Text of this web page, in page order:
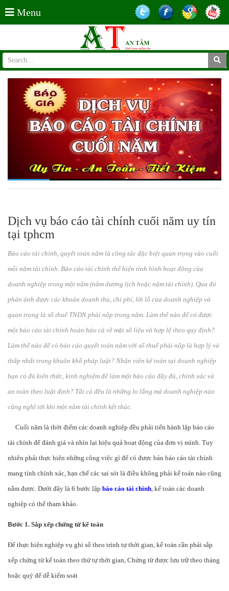
Menu
Dịch vụ báo cáo tài chính cuối năm uy tín
tại tphcm
Báo cáo tài chính, quyết toán năm là công tác đặc biệt quan trọng vào cuối
mỗi năm tài chính. Báo cáo tài chính thể hiện tình hình hoạt động của
doanh nghiệp trong một năm (năm dương lịch hoặc năm tài chính). Qua đó
phản ánh được các khoản doanh thu, chi phí, lời lỗ của doanh nghiệp và
quan trọng là số thuế TNDN phải nộp trong năm. Làm thế nào để có được
một báo cáo tài chính hoàn hảo cả về mặt số liệu và hợp lệ theo quy định?
Làm thế nào để có báo cáo quyết toán năm với số thuế phải nộp là hợp lý và
thấp nhất trong khuôn khổ pháp luật? Nhân viên kế toán tại doanh nghiệp
bạn có đủ kiến thức, kinh nghiệm để làm một báo cáo đầy đủ, chính xác và
an toàn theo luật định? Tất cả đều là những lo lắng mà doanh nghiệp nào
cũng nghĩ tới khi một năm tài chính kết thúc.
Cuối năm là thời điểm các doanh nghiệp đều phải tiến hành lập báo cáo
tài chính để đánh giá và nhìn lại hiệu quả hoạt động của đơn vị mình. Tuy
nhiên phải thực hiện những công việc gì để có được bản báo cáo tài chính
mang tính chính xác, hạn chế các sai sót là điều không phải kế toán nào cũng
nắm được. Dưới đây là 6 bước lập báo cáo tài chính , kế toán các doanh
nghiệp có thể tham khảo.
Bước 1. Sắp xếp chứng từ kế toán
Để thực hiện nghiệp vụ ghi sổ theo trình tự thời gian, kế toán cần phải sắp
xếp chứng từ kế toán theo thứ tự thời gian, Chứng từ được lưu trữ theo tháng
hoặc quý để dễ kiểm soát